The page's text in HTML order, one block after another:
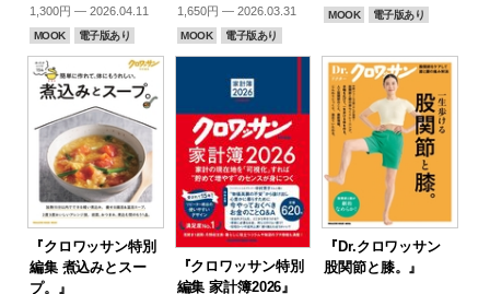
1,300円 — 2026.04.11
MOOK 電子版あり
1,650円 — 2026.03.31
MOOK 電子版あり
MOOK 電子版あり
『クロワッサン特別
編集 煮込みとスー
プ。』
『クロワッサン特別
編集 家計簿2026』
『Dr.クロワッサン
股関節と膝。』